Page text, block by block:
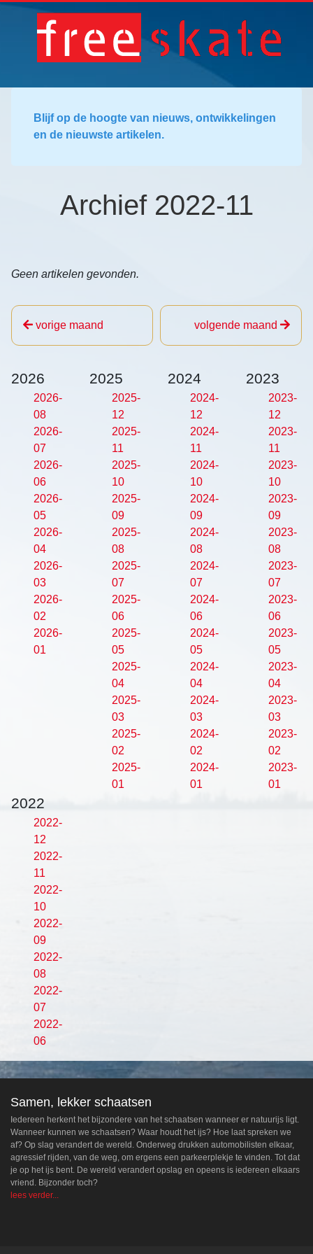
Blijf op de hoogte van nieuws, ontwikkelingen
en de nieuwste artikelen.
Archief 2022-11
Geen artikelen gevonden.
vorige maand volgende maand
2026
2026-
08
2026-
07
2026-
06
2026-
05
2026-
04
2026-
03
2026-
02
2026-
01
2025
2025-
12
2025-
11
2025-
10
2025-
09
2025-
08
2025-
07
2025-
06
2025-
05
2025-
04
2025-
03
2025-
02
2025-
01
2024
2024-
12
2024-
11
2024-
10
2024-
09
2024-
08
2024-
07
2024-
06
2024-
05
2024-
04
2024-
03
2024-
02
2024-
01
2023
2023-
12
2023-
11
2023-
10
2023-
09
2023-
08
2023-
07
2023-
06
2023-
05
2023-
04
2023-
03
2023-
02
2023-
01
2022
2022-
12
2022-
11
2022-
10
2022-
09
2022-
08
2022-
07
2022-
06
Samen, lekker schaatsen
Iedereen herkent het bijzondere van het schaatsen wanneer er natuurijs ligt.
Wanneer kunnen we schaatsen? Waar houdt het ijs? Hoe laat spreken we
af? Op slag verandert de wereld. Onderweg drukken automobilisten elkaar,
agressief rijden, van de weg, om ergens een parkeerplekje te vinden. Tot dat
je op het ijs bent. De wereld verandert opslag en opeens is iedereen elkaars
vriend. Bijzonder toch?
lees verder...